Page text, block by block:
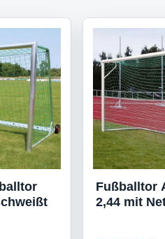
Auswahl
Fußballtor
2,44 mit